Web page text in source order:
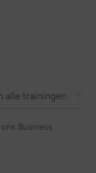
alle trainingen
Business